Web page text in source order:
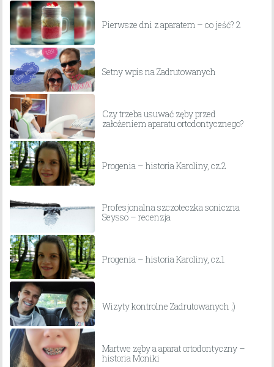
Pierwsze dni z aparatem – co jeść? 2
Setny wpis na Zadrutowanych
Czy trzeba usuwać zęby przed
założeniem aparatu ortodontycznego?
Progenia – historia Karoliny, cz.2
Profesjonalna szczoteczka soniczna
Seysso – recenzja
Progenia – historia Karoliny, cz.1
Wizyty kontrolne Zadrutowanych ;)
Martwe zęby a aparat ortodontyczny –
historia Moniki